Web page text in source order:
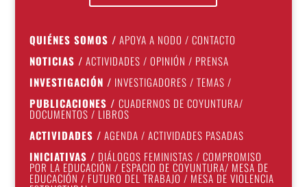
QUIÉNES SOMOS / APOYA A NODO / CONTACTO
NOTICIAS / ACTIVIDADES / OPINIÓN / PRENSA
INVESTIGACIÓN / INVESTIGADORES / TEMAS /
PUBLICACIONES / CUADERNOS DE COYUNTURA/
DOCUMENTOS / LIBROS
ACTIVIDADES / AGENDA / ACTIVIDADES PASADAS
INICIATIVAS / DIÁLOGOS FEMINISTAS / COMPROMISO
POR LA EDUCACIÓN / ESPACIO DE COYUNTURA/ MESA DE
EDUCACIÓN / FUTURO DEL TRABAJO / MESA DE VIOLENCIA